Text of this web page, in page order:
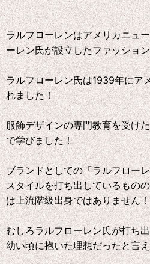
ラルフローレンはアメリカニュ
ーレン氏が設立したファッショ
ラルフローレン氏は1939年にア
れました！
服飾デザインの専門教育を受け
で学びました！
ブランドとしての「ラルフロー
スタイルを打ち出しているもの
は上流階級出身ではありません！
むしろラルフローレン氏が打ち
幼い頃に抱いた理想だったと言